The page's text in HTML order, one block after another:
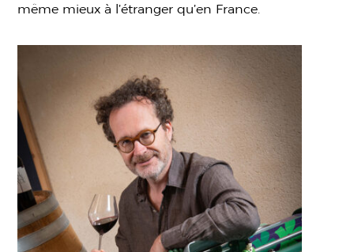
même mieux à l’étranger qu’en France.